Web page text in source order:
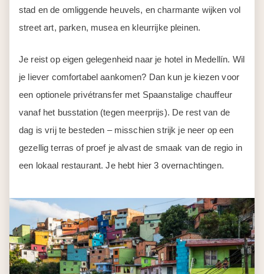
stad en de omliggende heuvels, en charmante wijken vol
street art, parken, musea en kleurrijke pleinen.
Je reist op eigen gelegenheid naar je hotel in Medellín. Wil
je liever comfortabel aankomen? Dan kun je kiezen voor
een optionele privétransfer met Spaanstalige chauffeur
vanaf het busstation (tegen meerprijs). De rest van de
dag is vrij te besteden – misschien strijk je neer op een
gezellig terras of proef je alvast de smaak van de regio in
een lokaal restaurant. Je hebt hier 3 overnachtingen.